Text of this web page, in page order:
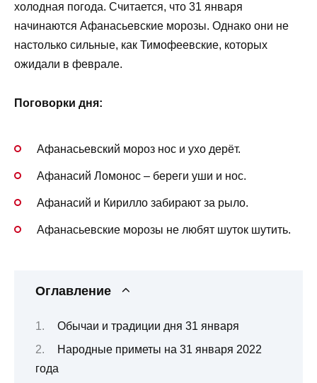
холодная погода. Считается, что 31 января
начинаются Афанасьевские морозы. Однако они не
настолько сильные, как Тимофеевские, которых
ожидали в феврале.
Поговорки дня:
Афанасьевский мороз нос и ухо дерёт.
Афанасий Ломонос – береги уши и нос.
Афанасий и Кирилло забирают за рыло.
Афанасьевские морозы не любят шуток шутить.
Оглавление
Обычаи и традиции дня 31 января
Народные приметы на 31 января 2022
года